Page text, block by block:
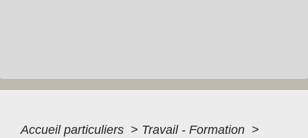
Accueil particuliers > Travail - Formation >